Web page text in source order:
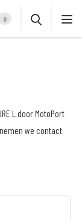
0
L door MotoPort
we contact